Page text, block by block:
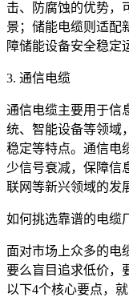
击、防腐蚀的优势，
景；储能电缆则适配
障储能设备安全稳定
3. 通信电缆
通信电缆主要用于信
统、智能设备等领域
稳定等特点。通信电
少信号衰减，保障信
联网等新兴领域的发
如何挑选靠谱的电缆
面对市场上众多的电
要么盲目追求低价，
以下4个核心要点，